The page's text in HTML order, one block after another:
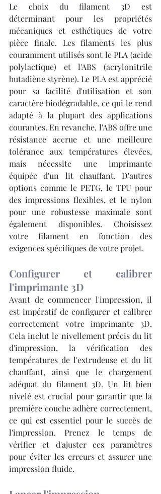
Le choix du filament 3D est
déterminant pour les propriétés
mécaniques et esthétiques de votre
pièce finale. Les filaments les plus
couramment utilisés sont le PLA (acide
polylactique) et l'ABS (acrylonitrile
butadiène styrène). Le PLA est apprécié
pour sa facilité d'utilisation et son
caractère biodégradable, ce qui le rend
adapté à la plupart des applications
courantes. En revanche, l'ABS offre une
résistance accrue et une meilleure
tolérance aux températures élevées,
mais nécessite une imprimante
équipée d'un lit chauffant. D'autres
options comme le PETG, le TPU pour
des impressions flexibles, et le nylon
pour une robustesse maximale sont
également disponibles. Choisissez
votre filament en fonction des
exigences spécifiques de votre projet.
Configurer et calibrer
l'imprimante 3D
Avant de commencer l'impression, il
est impératif de configurer et calibrer
correctement votre imprimante 3D.
Cela inclut le nivellement précis du lit
d'impression, la vérification des
températures de l'extrudeuse et du lit
chauffant, ainsi que le chargement
adéquat du filament 3D. Un lit bien
nivelé est crucial pour garantir que la
première couche adhère correctement,
ce qui est essentiel pour le succès de
l'impression. Prenez le temps de
vérifier et d'ajuster ces paramètres
pour éviter les erreurs et assurer une
impression fluide.